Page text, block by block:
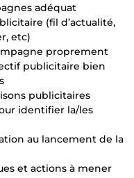
adéquat
(fil d’actualité,
etc)
proprement
publicitaire bien
publicitaires
identifier la/les
au lancement de la
et actions à mener